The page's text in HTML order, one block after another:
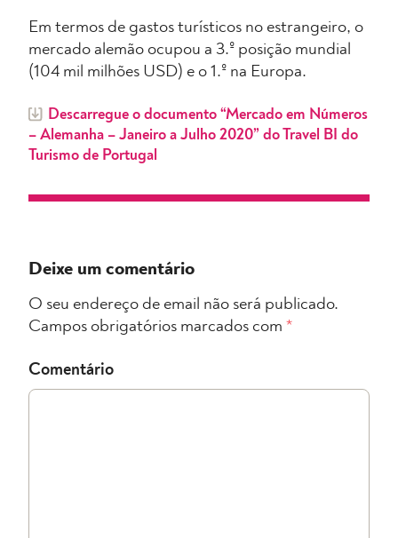
Em termos de gastos turísticos no estrangeiro, o
mercado alemão ocupou a 3.º posição mundial
(104 mil milhões USD) e o 1.º na Europa.
Descarregue o documento “Mercado em Números
– Alemanha – Janeiro a Julho 2020” do Travel BI do
Turismo de Portugal
Deixe um comentário
O seu endereço de email não será publicado.
Campos obrigatórios marcados com *
Comentário